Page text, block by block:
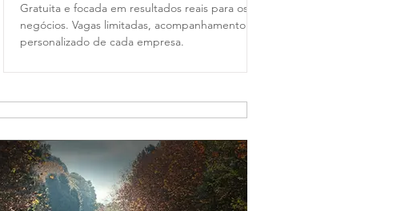
Gratuita e focada em resultados reais para os
negócios. Vagas limitadas, acompanhamento
personalizado de cada empresa.